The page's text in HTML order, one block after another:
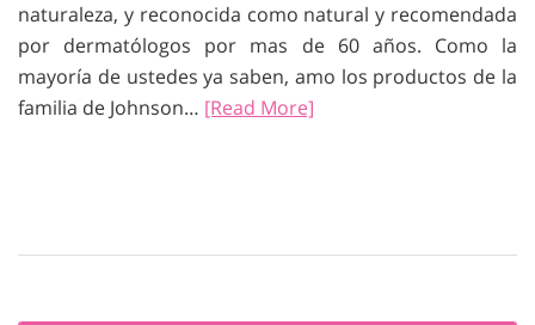
naturaleza, y reconocida como natural y recomendada
por dermatólogos por mas de 60 años. Como la
mayoría de ustedes ya saben, amo los productos de la
familia de Johnson… [Read More]